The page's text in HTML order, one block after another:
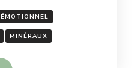
ÉMOTIONNEL
MINÉRAUX